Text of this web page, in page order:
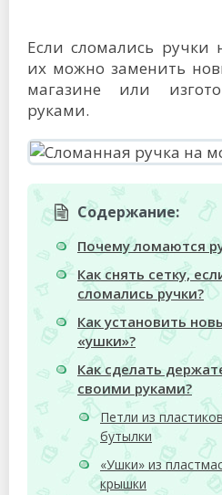
Если сломались ручки
их можно заменить
магазине или
руками.
Содержание:
Почему ломаются
Как снять сетку,
сломались ручки?
Как установить
«ушки»?
Как сделать
своими руками?
Петли из
бутылки
«Ушки» из
крышки